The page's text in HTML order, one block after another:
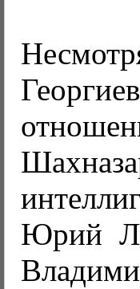
Юрий